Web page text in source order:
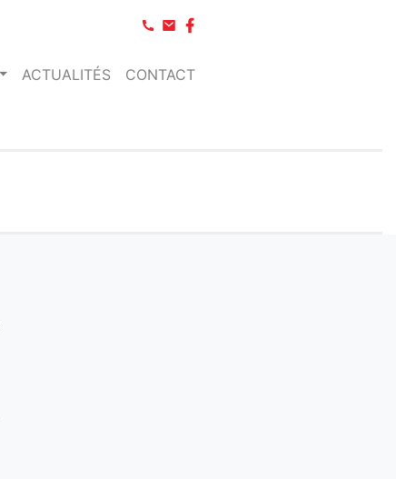
ACTUALITÉS CONTACT